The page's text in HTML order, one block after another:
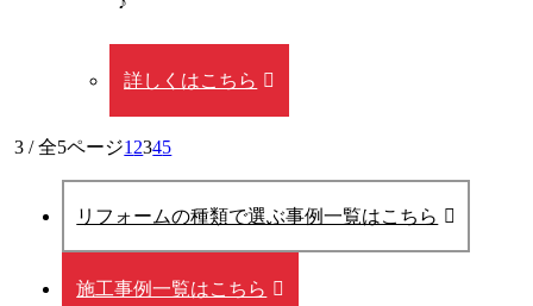
詳しくはこちら
3 / 全5ページ1 2345
リフォームの種類で選ぶ事例一覧はこちら
施工事例一覧はこちら